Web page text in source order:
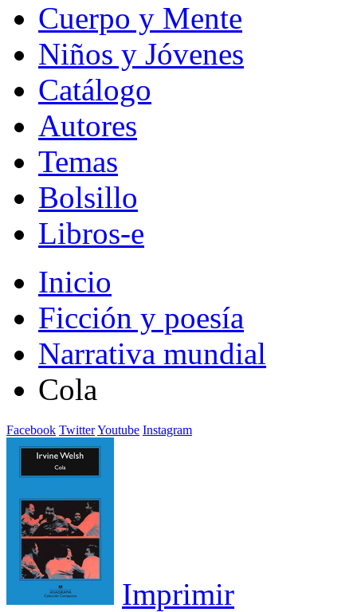
Cuerpo y Mente
Niños y Jóvenes
Catálogo
Autores
Temas
Bolsillo
Libros-e
Inicio
Ficción y poesía
Narrativa mundial
Cola
Facebook TwitterYoutube Instagram
Imprimir